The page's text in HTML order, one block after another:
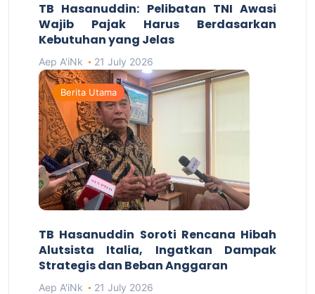
TB Hasanuddin: Pelibatan TNI Awasi
Wajib Pajak Harus Berdasarkan
Kebutuhan yang Jelas
Aep A'iNk 21 July 2026
Berita Utama
TB Hasanuddin Soroti Rencana Hibah
Alutsista Italia, Ingatkan Dampak
Strategis dan Beban Anggaran
Aep A'iNk 21 July 2026